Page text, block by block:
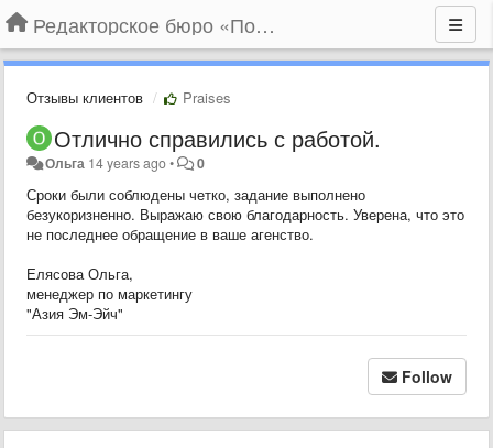
Редакторское бюро «По правилам»
Отзывы клиентов Praises
Отлично справились с работой.
Ольга 14 years ago• 0
Сроки были соблюдены четко, задание выполнено
безукоризненно. Выражаю свою благодарность. Уверена, что это
не последнее обращение в ваше агенство.
Елясова Ольга,
менеджер по маркетингу
"Азия Эм-Эйч"
Follow